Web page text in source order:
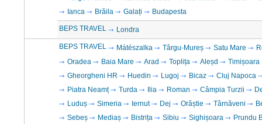
Ianca
Brăila Galați Budapesta
BEPS TRAVEL Londra
BEPS TRAVEL Mátészalka Târgu-Mureș Satu Mare
Oradea
Baia Mare Arad Toplița Aleșd
Timișoara
Gheorgheni HR
Huedin Lugoj Bicaz
Cluj Napoca
Piatra Neamț
Turda Ilia Roman Câmpia Turzii
Luduș
Simeria Iernut Dej Orăștie Târnăveni
Sebeș
Mediaș Bistrița Sibiu Sighișoara
Prundu